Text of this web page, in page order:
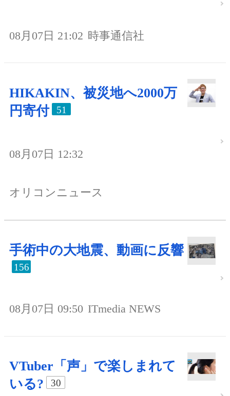
08月07日 21:02 時事通信社
HIKAKIN、被災地へ2000万
円寄付
51
08月07日 12:32
オリコンニュース
手術中の大地震、動画に反響
156
08月07日 09:50 ITmedia NEWS
VTuber「声」で楽しまれて
いる?
30